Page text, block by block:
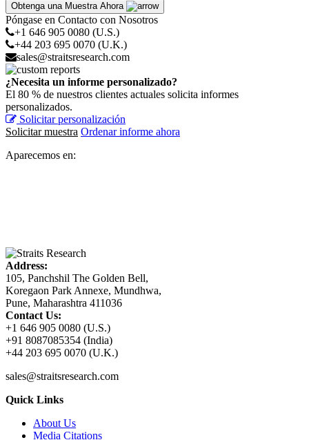
Obtenga una Muestra Ahora
Póngase en Contacto con Nosotros
+1 646 905 0080 (U.S.)
+44 203 695 0070 (U.K.)
sales@straitsresearch.com
¿Necesita un informe personalizado?
El 80 % de nuestros clientes actuales solicita informes
personalizados.
Solicitar personalización
Solicitar muestra Ordenar informe ahora
Aparecemos en:
Address:
105, Panchshil The Golden Bell,
Koregaon Park Annexe, Mundhwa,
Pune, Maharashtra 411036
Contact Us:
+1 646 905 0080 (U.S.)
+91 8087085354 (India)
+44 203 695 0070 (U.K.)
sales@straitsresearch.com
Quick Links
About Us
Media Citations